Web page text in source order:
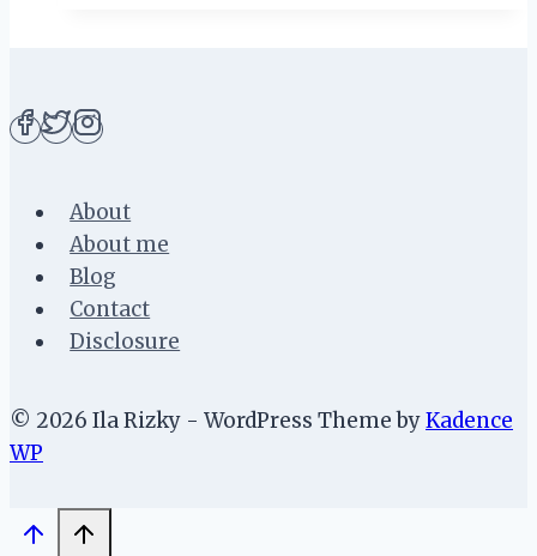
About
About me
Blog
Contact
Disclosure
© 2026 Ila Rizky - WordPress Theme byKadence
WP